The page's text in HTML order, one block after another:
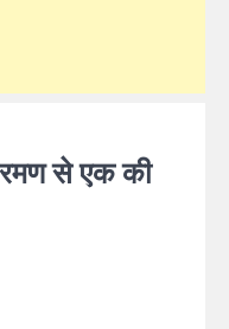
से एक की